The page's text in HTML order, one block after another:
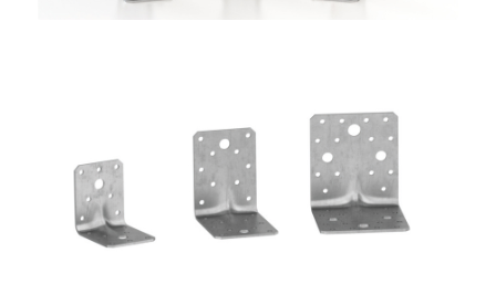
Angolari WBR
ROTHOBLAAS